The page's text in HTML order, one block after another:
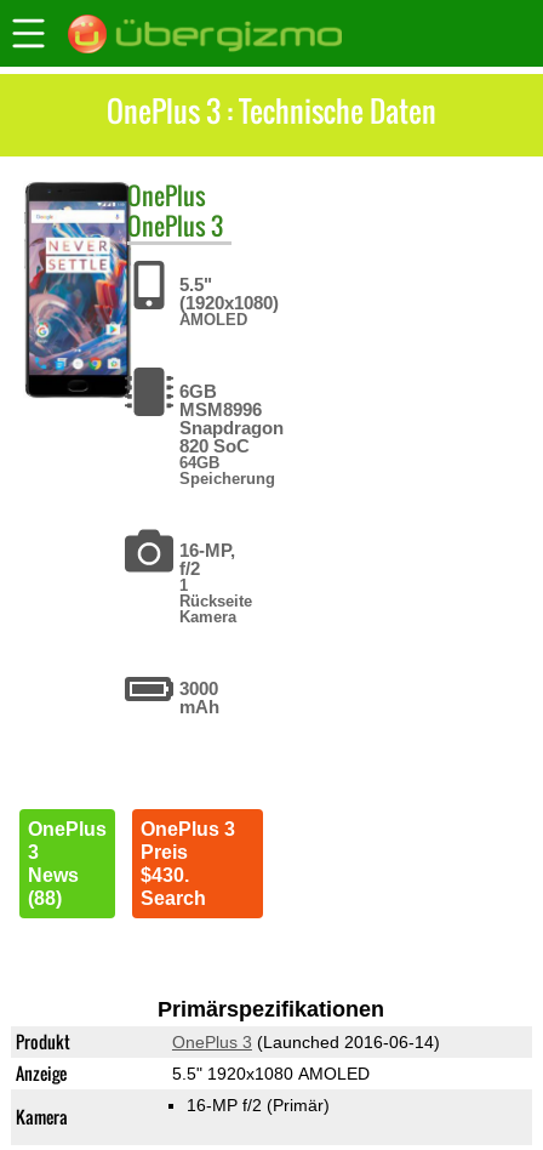
OnePlus 3 : Technische Daten
OnePlus
OnePlus 3
5.5"
(1920x1080)
AMOLED
6GB
MSM8996
Snapdragon
820 SoC
64GB
Speicherung
16-MP,
f/2
1
Rückseite
Kamera
3000
mAh
OnePlus
3
News
(88)
OnePlus 3
Preis
$430.
Search
Primärspezifikationen
Produkt OnePlus 3 (Launched 2016-06-14)
Anzeige 5.5" 1920x1080 AMOLED
Kamera 16-MP f/2 (Primär)